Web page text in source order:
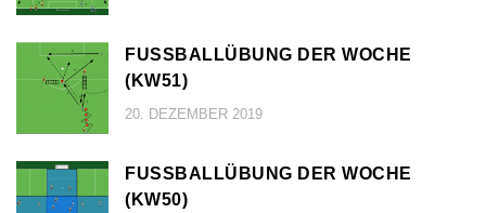
FUSSBALLÜBUNG DER WOCHE (
KW51)
20. DEZEMBER 2019
FUSSBALLÜBUNG DER WOCHE (
KW50)